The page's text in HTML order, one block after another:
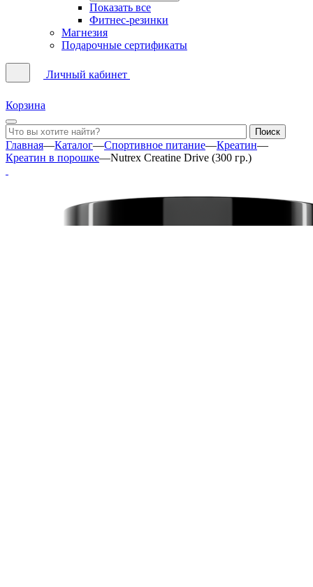
Показать все
Фитнес-резинки
Магнезия
Подарочные сертификаты
Личный кабинет
Корзина
Главная—Каталог—Спортивное питание—Креатин—
Креатин в порошке—Nutrex Creatine Drive (300 гр.)